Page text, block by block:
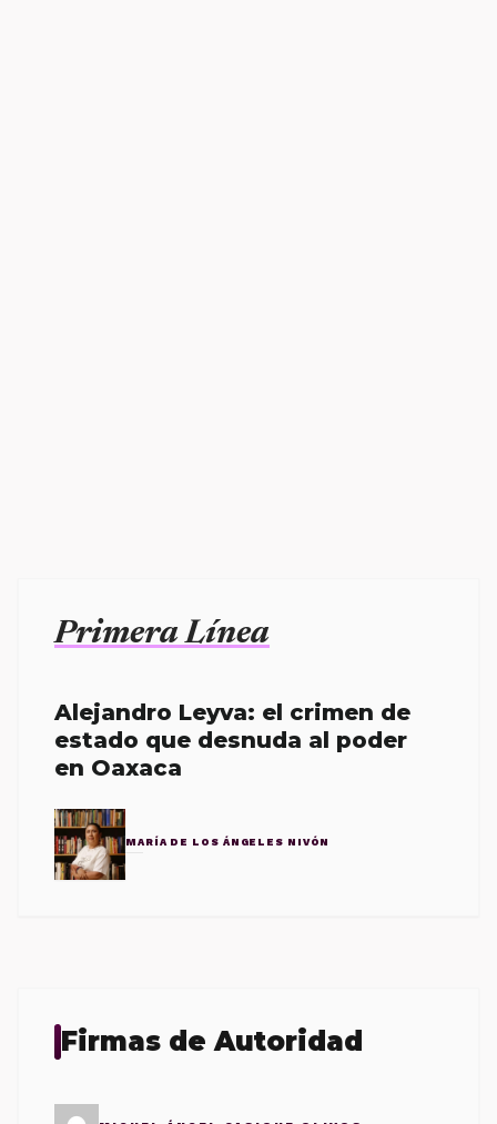
Primera Línea
Alejandro Leyva: el crimen de
estado que desnuda al poder
en Oaxaca
MARÍA DE LOS ÁNGELES NIVÓN
Firmas de Autoridad